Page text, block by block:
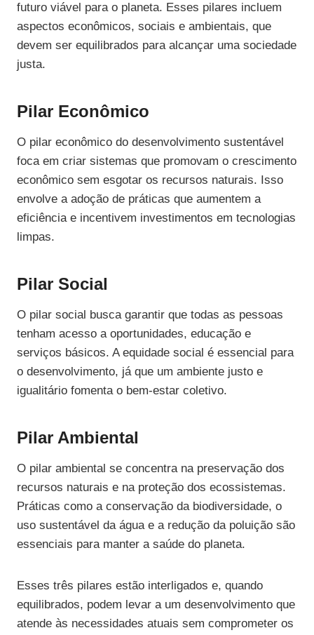
futuro viável para o planeta. Esses pilares incluem
aspectos econômicos, sociais e ambientais, que
devem ser equilibrados para alcançar uma sociedade
justa.
Pilar Econômico
O pilar econômico do desenvolvimento sustentável
foca em criar sistemas que promovam o crescimento
econômico sem esgotar os recursos naturais. Isso
envolve a adoção de práticas que aumentem a
eficiência e incentivem investimentos em tecnologias
limpas.
Pilar Social
O pilar social busca garantir que todas as pessoas
tenham acesso a oportunidades, educação e
serviços básicos. A equidade social é essencial para
o desenvolvimento, já que um ambiente justo e
igualitário fomenta o bem-estar coletivo.
Pilar Ambiental
O pilar ambiental se concentra na preservação dos
recursos naturais e na proteção dos ecossistemas.
Práticas como a conservação da biodiversidade, o
uso sustentável da água e a redução da poluição são
essenciais para manter a saúde do planeta.
Esses três pilares estão interligados e, quando
equilibrados, podem levar a um desenvolvimento que
atende às necessidades atuais sem comprometer os